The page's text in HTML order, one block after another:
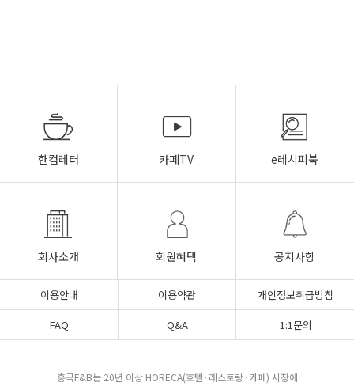
한컵레터 카페TV e레시피북
회사소개 회원혜택 공지사항
이용안내 이용약관
개인정보취급방침
FAQ
Q&A 1:1문의
흥국F&B는 20년 이상 HORECA(호텔·레스토랑·카페) 시장에